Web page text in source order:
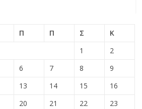
Π Π Σ
Κ
1
2
6 7 8
9
13 14 15
16
20 21 22
23